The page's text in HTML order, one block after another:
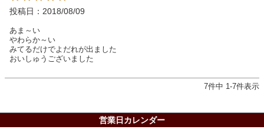
投稿日 2018/08/09
あま～い
やわらか～い
みてるだけでよだれが出ました
おいしゅうございました
7件中 1-7件表示
営業日カレンダー